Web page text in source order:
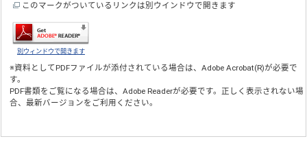
このマークがついているリンクは別ウインドウで開きます
別ウィンドウで開きます
※資料としてPDFファイルが添付されている場合は、Adobe Acrobat(R)が必要で
す。
PDF書類をご覧になる場合は、Adobe Readerが必要です。正しく表示されない場
合、最新バージョンをご利用ください。